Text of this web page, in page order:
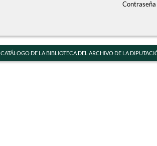
Contraseña
CATÁLOGO DE LA BIBLIOTECA DEL ARCHIVO DE LA